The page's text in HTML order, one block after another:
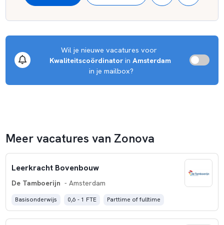
Wil je nieuwe vacatures voor
Kwaliteitscoördinator in Amsterdam
in je mailbox?
Meer vacatures van Zonova
Leerkracht Bovenbouw
De Tamboerijn - Amsterdam
Basisonderwijs 0,6 - 1 FTE Parttime of fulltime